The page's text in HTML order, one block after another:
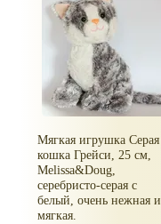
Мягкая игрушка Серая
кошка Грейси, 25 см,
Melissa&Doug,
серебристо-серая с
белый, очень нежная и
мягкая.